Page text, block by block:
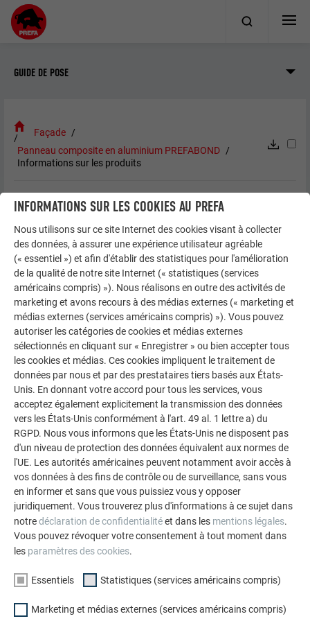
GUIDE DE POSE
Façade
Panneau composite en aluminium PREFABOND
Informations sur les produits
INFORMATIONS SUR LES PRODUITS
Âme FR
Âme A2
Rognage
RETOUR
L’ENTREPRISE FAMILIALE | PREFA
À propos de nous
Durabilité
Trouver un artisan près de
chez vous
INFORMATIONS SUR LES COOKIES AU PREFA
Nous utilisons sur ce site Internet des cookies visant à collecter
des données, à assurer une expérience utilisateur agréable
(« essentiel ») et afin d'établir des statistiques pour l'amélioration
de la qualité de notre site Internet (« statistiques (services
américains compris) »). Nous réalisons en outre des activités de
marketing et avons recours à des médias externes (« marketing et
médias externes (services américains compris) »). Vous pouvez
autoriser les catégories de cookies et médias externes
sélectionnés en cliquant sur « Enregistrer » ou bien accepter tous
les cookies et médias. Ces cookies impliquent le traitement de
données par nous et par des prestataires tiers basés aux États-
Unis. En donnant votre accord pour tous les services, vous
acceptez également explicitement la transmission des données
vers les États-Unis conformément à l'art. 49 al. 1 lettre a) du
RGPD. Nous vous informons que les États-Unis ne disposent pas
d'un niveau de protection des données équivalent aux normes de
l'UE. Les autorités américaines peuvent notamment avoir accès à
vos données à des fins de contrôle ou de surveillance, sans vous
en informer et sans que vous puissiez vous y opposer
juridiquement. Vous trouverez plus d'informations à ce sujet dans
notredéclaration de confidentialitéet dans les mentions légales.
Vous pouvez révoquer votre consentement à tout moment dans
les paramètres des cookies.
Essentiels Statistiques (services américains compris)
Marketing et médias externes (services américains compris)